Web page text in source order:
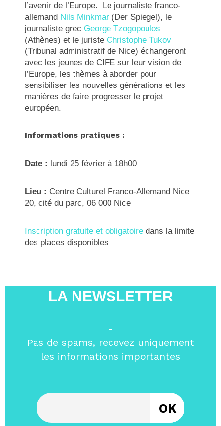
l’avenir de l’Europe. Le journaliste franco-
allemand Nils Minkmar (Der Spiegel), le
journaliste grec George Tzogopoulos
(Athènes) et le juriste Christophe Tukov
(Tribunal administratif de Nice) échangeront
avec les jeunes de CIFE sur leur vision de
l’Europe, les thèmes à aborder pour
sensibiliser les nouvelles générations et les
manières de faire progresser le projet
européen.
Informations pratiques :
Date : lundi 25 février à 18h00
Lieu : Centre Culturel Franco-Allemand Nice
20, cité du parc, 06 000 Nice
Inscription gratuite et obligatoire dans la limite
des places disponibles
LA NEWSLETTER
-
Pas de spams, recevez uniquement
les informations importantes